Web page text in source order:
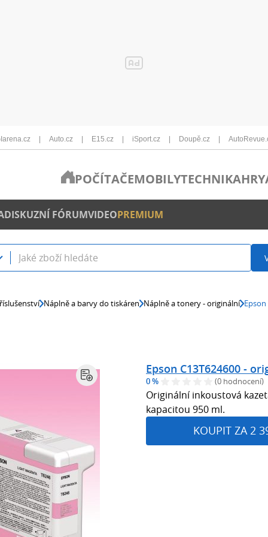
Auto.cz E15.cz iSport.cz Doupě.cz
POČÍTAČEMOBILYTECHNIKAHRY
DISKUZNÍ FÓRUMVIDEOPREMIUM
Náplně a barvy do tiskáren Náplně a tonery - originální
Epson C13T624600 -
0 % (0 hodnocení)
Originální inkoustová
kapacitou 950 ml.
KOUPIT ZA 2